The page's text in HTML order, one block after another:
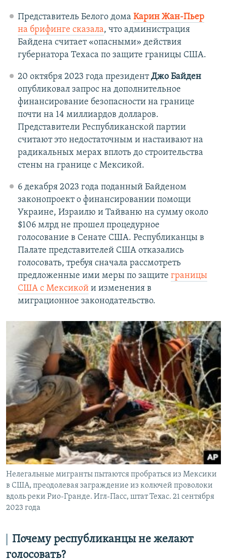
Представитель Белого дома Карин Жан-Пьер
на брифинге сказала, что администрация
Байдена считает «опасными» действия
губернатора Техаса по защите границы США.
20 октября 2023 года президентДжо Байден
опубликовал запрос на дополнительное
финансирование безопасности на границе
почти на 14 миллиардов долларов.
Представители Республиканской партии
считают это недостаточным и настаивают на
радикальных мерах вплоть до строительства
стены на границе с Мексикой.
6 декабря 2023 года поданный Байденом
законопроект о финансировании помощи
Украине, Израилю и Тайваню на сумму около
$106 млрд не прошел процедурное
голосование в Сенате США. Республиканцы в
Палате представителей США отказались
голосовать, требуя сначала рассмотреть
предложенные ими меры по защите границы
США с Мексикойи изменения в
миграционное законодательство.
Нелегальные мигранты пытаются пробраться из Мексики
в США, преодолевая заграждение из колючей проволоки
вдоль реки Рио-Гранде. Игл-Пасс, штат Техас. 21 сентября
2023 года
Почему республиканцы не желают
голосовать?